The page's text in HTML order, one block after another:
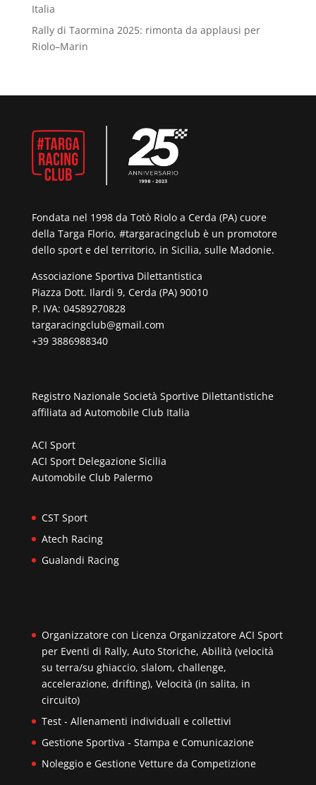
Italia
Rally di Taormina 2025: rimonta da applausi per
Riolo–Marin
Fondata nel 1998 da Totò Riolo a Cerda (PA) cuore
della Targa Florio, #targaracingclub è un promotore
dello sport e del territorio, in Sicilia, sulle Madonie.
Associazione Sportiva Dilettantistica
Piazza Dott. Ilardi 9, Cerda (PA) 90010
P. IVA: 04589270828
targaracingclub@gmail.com
+39 3886988340
Registro Nazionale Società Sportive Dilettantistiche
affiliata ad Automobile Club Italia
ACI Sport
ACI Sport Delegazione Sicilia
Automobile Club Palermo
CST Sport
Atech Racing
Gualandi Racing
Organizzatore con Licenza Organizzatore ACI Sport
per Eventi di Rally, Auto Storiche, Abilità (velocità
su terra/su ghiaccio, slalom, challenge,
accelerazione, drifting), Velocità (in salita, in
circuito)
Test - Allenamenti individuali e collettivi
Gestione Sportiva - Stampa e Comunicazione
Noleggio e Gestione Vetture da Competizione